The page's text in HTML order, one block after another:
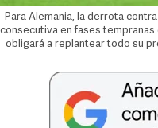
Para Alemania, la derrota
consecutiva en fases tempranas
obligará a replantear todo su